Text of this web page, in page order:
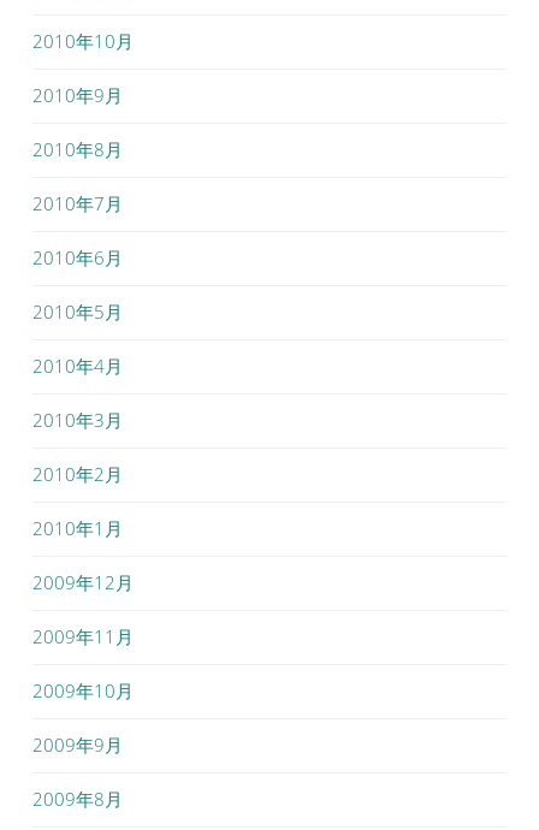
2010年10月
2010年9月
2010年8月
2010年7月
2010年6月
2010年5月
2010年4月
2010年3月
2010年2月
2010年1月
2009年12月
2009年11月
2009年10月
2009年9月
2009年8月